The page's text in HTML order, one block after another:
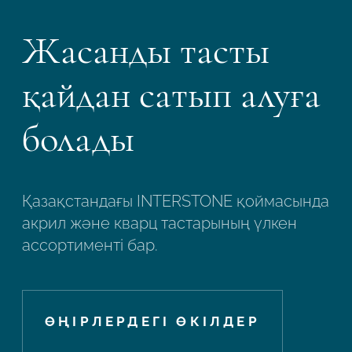
Жасанды тасты
қайдан сатып алуға
болады
Қазақстандағы INTERSTONE қоймасында
акрил және кварц тастарының үлкен
ассортименті бар.
ӨҢІРЛЕРДЕГІ ӨКІЛДЕР